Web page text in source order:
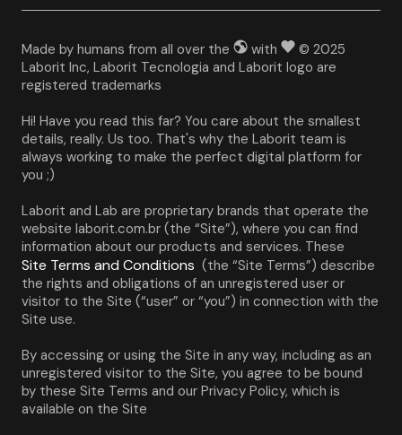
Made by humans from all over the with
© 2025
Laborit Inc, Laborit Tecnologia and Laborit logo are
registered trademarks
Hi! Have you read this far? You care about the smallest
details, really. Us too. That's why the Laborit team is
always working to make the perfect digital platform for
you ;)
Laborit and Lab are proprietary brands that operate the
website laborit.com.br (the “Site”), where you can find
information about our products and services. These
Site Terms and Conditions (the “Site Terms”) describe
the rights and obligations of an unregistered user or
visitor to the Site (“user” or “you”) in connection with the
Site use.
By accessing or using the Site in any way, including as an
unregistered visitor to the Site, you agree to be bound
by these Site Terms and our Privacy Policy, which is
available on the Site